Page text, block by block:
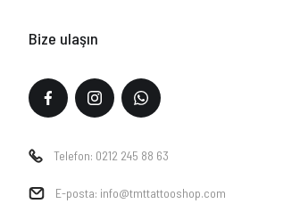
Bize ulaşın
Telefon: 0212 245 88 63
E-posta: info@tmttattooshop.com